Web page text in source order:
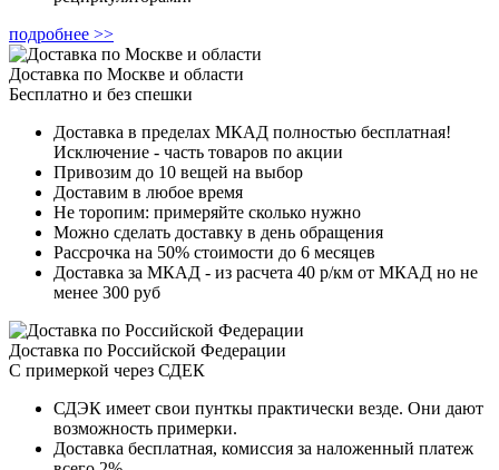
подробнее >>
Доставка по Москве и области
Бесплатно и без спешки
Доставка в пределах МКАД полностью бесплатная!
Исключение - часть товаров по акции
Привозим до 10 вещей на выбор
Доставим в любое время
Не торопим: примеряйте сколько нужно
Можно сделать доставку в день обращения
Рассрочка на 50% стоимости до 6 месяцев
Доставка за МКАД - из расчета 40 р/км от МКАД но не
менее 300 руб
Доставка по Российской Федерации
С примеркой через СДЕК
СДЭК имеет свои пунткы практически везде. Они дают
возможность примерки.
Доставка бесплатная, комиссия за наложенный платеж